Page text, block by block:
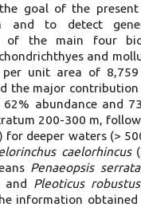
goal of the
and to detect
of the main four
and
unit area of 8,759
the major
62% abundance and
200-300 m,
for deeper waters (>
caelorhincus
Penaeopsis serrata
and Pleoticus robustus
information